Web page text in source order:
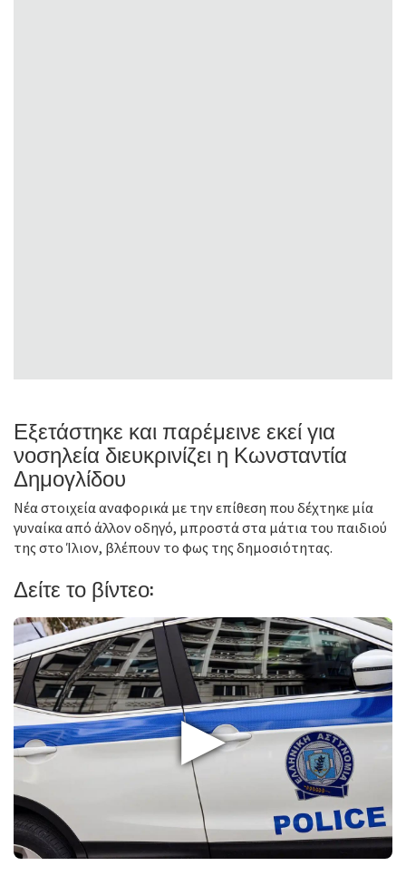
Εξετάστηκε και παρέμεινε εκεί για
νοσηλεία διευκρινίζει η Κωνσταντία
Δημογλίδου
Νέα στοιχεία αναφορικά με την επίθεση που δέχτηκε μία
γυναίκα από άλλον οδηγό, μπροστά στα μάτια του παιδιού
της στο Ίλιον, βλέπουν το φως της δημοσιότητας.
Δείτε το βίντεο:
▶